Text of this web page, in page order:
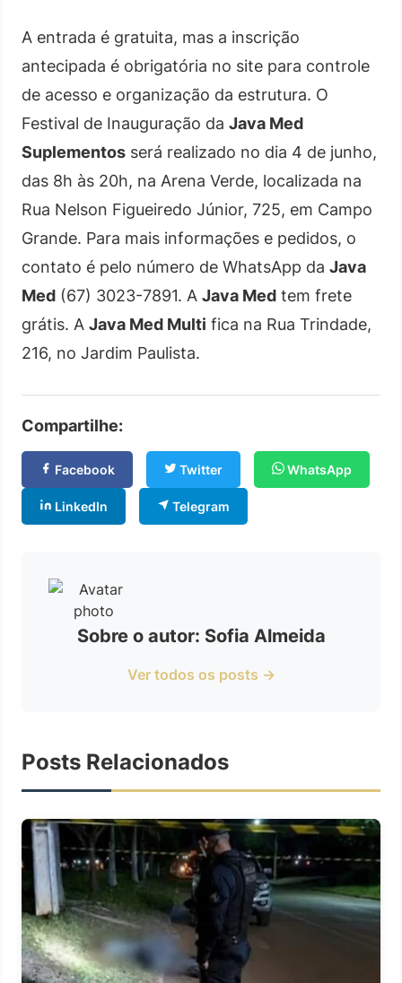
A entrada é gratuita, mas a inscrição
antecipada é obrigatória no site para controle
de acesso e organização da estrutura. O
Festival de Inauguração da Java Med
Suplementos será realizado no dia 4 de junho,
das 8h às 20h, na Arena Verde, localizada na
Rua Nelson Figueiredo Júnior, 725, em Campo
Grande. Para mais informações e pedidos, o
contato é pelo número de WhatsApp da Java
Med (67) 3023-7891. A Java Med tem frete
grátis. A Java Med Multi fica na Rua Trindade,
216, no Jardim Paulista.
Compartilhe:
Facebook Twitter WhatsApp
LinkedIn Telegram
Sobre o autor: Sofia Almeida
Ver todos os posts →
Posts Relacionados